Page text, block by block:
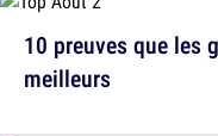
10 preuves que les
meilleurs